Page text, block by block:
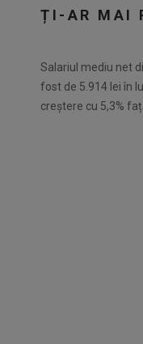
ȚI-AR MAI
Salariul mediu net
fost de 5.914 lei în
creștere cu 5,3%